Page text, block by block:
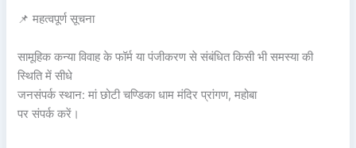
📌 महत्वपूर्ण सूचना
सामूहिक कन्या विवाह के फॉर्म या पंजीकरण से संबंधित किसी भी समस्या की
स्थिति में सीधे
जनसंपर्क स्थान: मां छोटी चण्डिका धाम मंदिर प्रांगण, महोबा
पर संपर्क करें।